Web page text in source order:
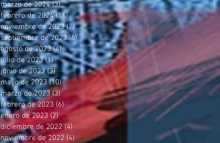
marzo de 2024 (3)3 entradas
febrero de 2024 (16)16 entradas
noviembre de 2023 (7)7 entradas
septiembre de 2023 (6)6 entradas
agosto de 2023 (4)4 entradas
julio de 2023 (1)1 entrada
junio de 2023 (3)3 entradas
mayo de 2023 (10)10 entradas
marzo de 2023 (3)3 entradas
febrero de 2023 (6)6 entradas
enero de 2023 (2)2 entradas
diciembre de 2022 (4) 4 entradas
noviembre de 2022 (4)4 entradas